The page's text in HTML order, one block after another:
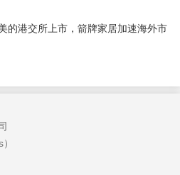
的港交所上市，箭牌家居加速海外市